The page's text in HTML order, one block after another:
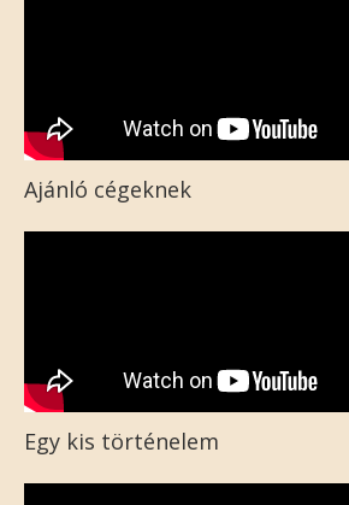
Ajánló cégeknek
Egy kis történelem